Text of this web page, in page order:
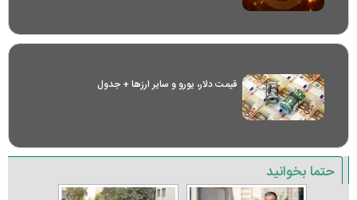
قیمت دلار، یورو و سایر ارز‌ها + جدول
حتما بخوانید